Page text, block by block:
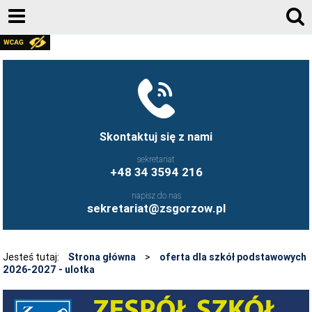
Skontaktuj się z nami
sekretariat
+48 34 3594 216
napisz do nas
sekretariat@zsgorzow.pl
AKTUALNOŚCI
UCZNIOWIE ZS GORZÓW ŚLĄSKI - FB
FRYZJERSTWO NASZEJ SZKOŁY - FB
O SZKOLE
GALERIA ZDJĘĆ 2020-2026
Jesteś tutaj: Strona główna >
oferta dla szkół podstawowych
2026-2027 - ulotka